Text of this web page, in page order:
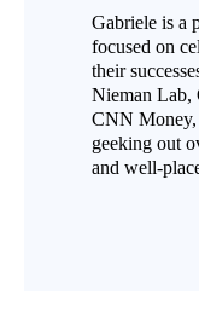
Gabriele is a
focused on
their
Nieman Lab,
CNN Money,
geeking out
and well-